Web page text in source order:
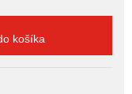
košíka